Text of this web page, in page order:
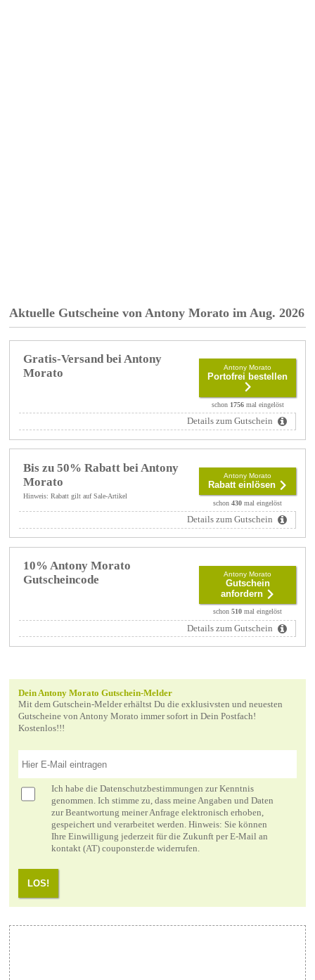
Aktuelle Gutscheine von Antony Morato im Aug. 2026
Gratis-Versand bei Antony
Morato
Antony Morato
Portofrei bestellen
schon 1756mal eingelöst
Details zum Gutschein
Bis zu 50% Rabatt bei Antony
Morato
Hinweis: Rabatt gilt auf Sale-Artikel
Antony Morato
Rabatt einlösen
schon430 mal eingelöst
Details zum Gutschein
10% Antony Morato
Gutscheincode
Antony Morato
Gutschein
anfordern
schon510 mal eingelöst
Details zum Gutschein
Dein Antony Morato Gutschein-Melder
Mit dem Gutschein-Melder erhältst Du die exklusivsten und neuesten
Gutscheine von Antony Morato immer sofort in Dein Postfach!
Kostenlos!!!
Ich habe die Datenschutzbestimmungen zur Kenntnis
genommen. Ich stimme zu, dass meine Angaben und Daten
zur Beantwortung meiner Anfrage elektronisch erhoben,
gespeichert und verarbeitet werden. Hinweis: Sie können
Ihre Einwilligung jederzeit für die Zukunft per E-Mail an
kontakt (AT) couponster.de widerrufen.
LOS!